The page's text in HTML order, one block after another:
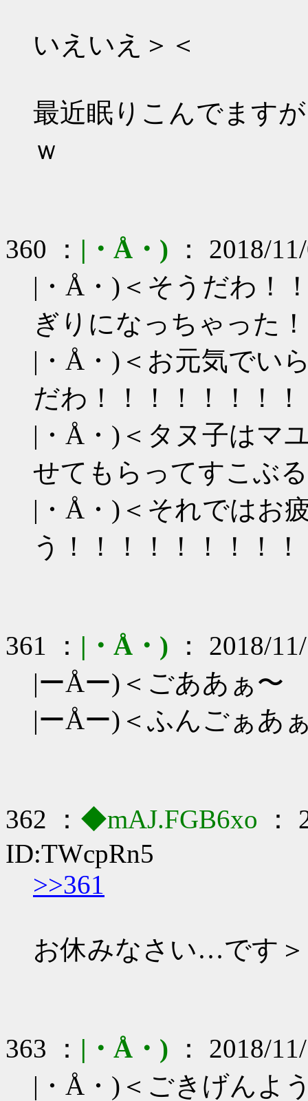
いえいえ＞＜
最近眠りこんでます
ｗ
360 ： |・Å・) ： 2018/
|・Å・)＜そうだわ！
ぎりになっちゃった
|・Å・)＜お元気でい
だわ！！！！！！！
|・Å・)＜タヌ子はマ
せてもらってすこぶ
|・Å・)＜それではお
う！！！！！！！！
361 ： |・Å・) ： 2018/
|ーÅー)＜ごああぁ〜
|ーÅー)＜ふんごぁあ
362 ： ◆mAJ.FGB6xo ：
ID:TWcpRn5
>>361
お休みなさい…です
363 ： |・Å・) ： 2018/
|・Å・)＜ごきげんよ